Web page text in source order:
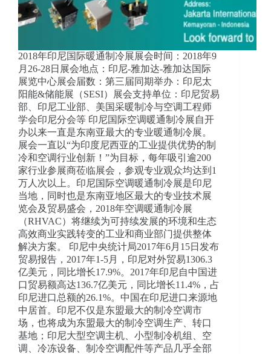
2018年印尼国际暖通制冷展展会时间：2018年9
月26-28日展会地点：印尼-雅加达-雅加达国际
展览中心展会届数：第三届同期举办：印尼太
阳能&储能展（SESI）展会支持单位：印尼贸易
部、印尼工业部、美国采暖制冷与空调工程师
学会印尼分会等 印尼国际空调暖通制冷展自开
办以来一直是东南亚最大的专业暖通制冷展。
展会一直以“为印度尼西亚的工业提供优势的制
冷和空调行业创新！”为目标，每年吸引逾200
家行业参展商莅临展会，参观专业观众均达到1
万人次以上。印尼国际空调暖通制冷展是印尼
当地，同时也是东南亚地区最大的专业技术展
览会及贸易盛会，2018年空调暖通制冷展
（RHVAC）将继续为可持续发展的环境和生态
高效商业实践转变的工业和商业部门提供整体
解决方案。 印尼中央统计局2017年6月15日发布
贸易报告，2017年1-5月，印尼对外贸易1306.3
亿美元，同比增长17.9%。2017年印尼自中国进
口贸易额高达136.7亿美元，同比增长11.4%，占
印尼进口总额的26.1%。中国在印尼进口来源地
中居首。印尼不仅是东盟最大的制冷空调市
场，也将成为东盟最大的制冷空调生产、转口
基地；印尼大型空调主机、小型制冷机组、空
调、冷冻设备、制冷空调配件等产品几乎全部